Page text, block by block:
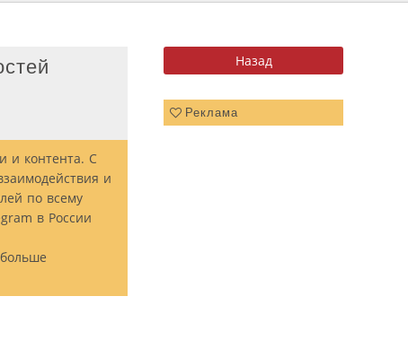
Реклама
и контента. С
и
по всему
в России